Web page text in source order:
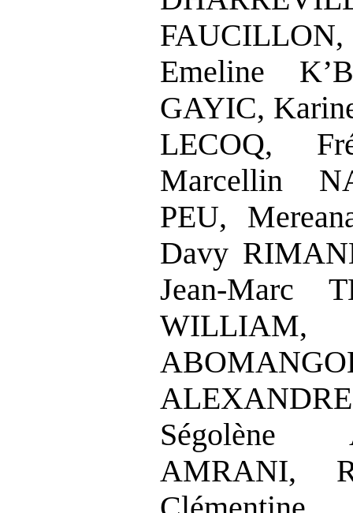
Emeline
GAYIC,
LECOQ,
Marcellin
PEU,
Davy
Jean‑Marc
Ségolène
AMRANI,